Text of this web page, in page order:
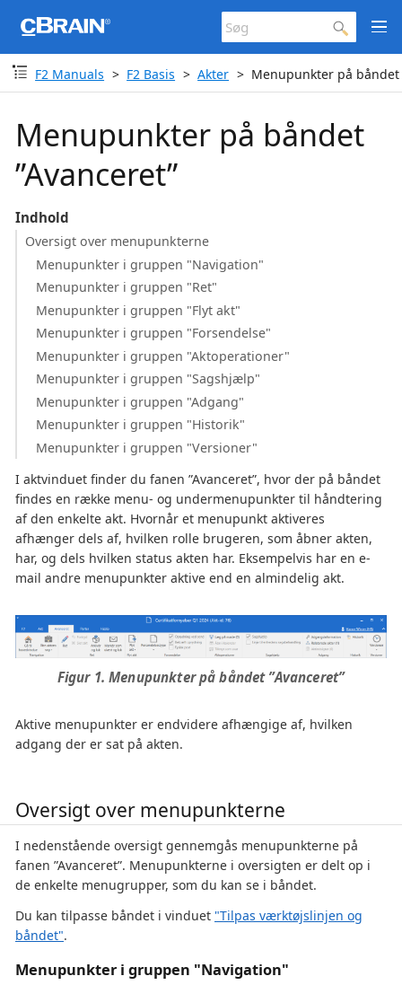
F2 Manuals F2 Basis Akter Menupunkter på båndet
Menupunkter på båndet
”Avanceret”
Indhold
Oversigt over menupunkterne
Menupunkter i gruppen "Navigation"
Menupunkter i gruppen "Ret"
Menupunkter i gruppen "Flyt akt"
Menupunkter i gruppen "Forsendelse"
Menupunkter i gruppen "Aktoperationer"
Menupunkter i gruppen "Sagshjælp"
Menupunkter i gruppen "Adgang"
Menupunkter i gruppen "Historik"
Menupunkter i gruppen "Versioner"
I aktvinduet finder du fanen ”Avanceret”, hvor der på båndet
findes en række menu- og undermenupunkter til håndtering
af den enkelte akt. Hvornår et menupunkt aktiveres
afhænger dels af, hvilken rolle brugeren, som åbner akten,
har, og dels hvilken status akten har. Eksempelvis har en e-
mail andre menupunkter aktive end en almindelig akt.
Figur 1. Menupunkter på båndet ”Avanceret”
Aktive menupunkter er endvidere afhængige af, hvilken
adgang der er sat på akten.
Oversigt over menupunkterne
I nedenstående oversigt gennemgås menupunkterne på
fanen ”Avanceret”. Menupunkterne i oversigten er delt op i
de enkelte menugrupper, som du kan se i båndet.
Du kan tilpasse båndet i vinduet "Tilpas værktøjslinjen og
båndet".
Menupunkter i gruppen "Navigation"